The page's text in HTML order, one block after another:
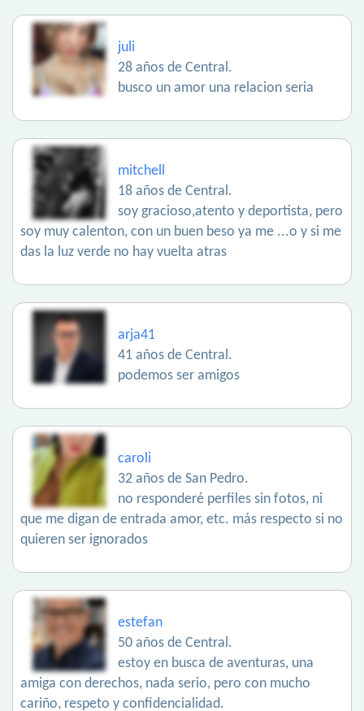
juli
28 años de Central.
busco un amor una relacion seria
mitchell
18 años de Central.
soy gracioso,atento y deportista, pero
soy muy calenton, con un buen beso ya me ...o y si me
das la luz verde no hay vuelta atras
arja41
41 años de Central.
podemos ser amigos
caroli
32 años de San Pedro.
no responderé perfiles sin fotos, ni
que me digan de entrada amor, etc. más respecto si no
quieren ser ignorados
estefan
50 años de Central.
estoy en busca de aventuras, una
amiga con derechos, nada serio, pero con mucho
cariño, respeto y confidencialidad.